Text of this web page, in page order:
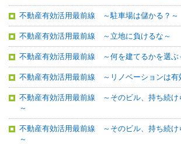
不動産有効活用最前線 ～駐車場は儲かる？～
不動産有効活用最前線 ～立地に負けるな～
不動産有効活用最前線 ～何を建てるかを選ぶ
不動産有効活用最前線 ～リノベーションは有
不動産有効活用最前線 ～そのビル、持ち続
～
不動産有効活用最前線 ～そのビル、持ち続
～